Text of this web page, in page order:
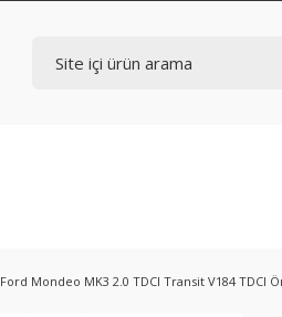
Ford Mondeo MK3 2.0 TDCI Transit V184 TDCI